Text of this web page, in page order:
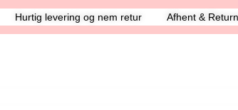
Hurtig levering og nem retur Afhent &